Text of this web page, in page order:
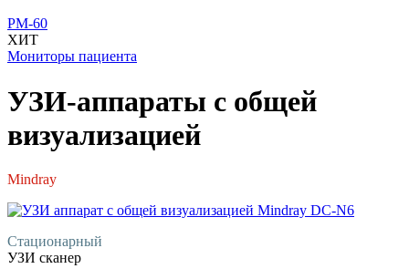
PM-60
ХИТ
Мониторы пациента
УЗИ-аппараты с общей
визуализацией
Mindray
Стационарный
УЗИ сканер